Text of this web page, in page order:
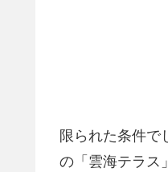
限られた条件で
の「雲海テラス